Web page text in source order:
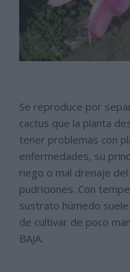
Se reproduce por
cactus que la planta
tener problemas con
enfermedades, su
riego o mal drenaje
pudriciones. Con
sustrato húmedo
de cultivar de poco
BAJA.